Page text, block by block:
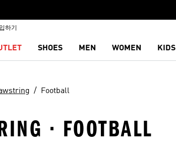
하기
SHOES MEN WOMEN KIDS
Football
· FOOTBALL